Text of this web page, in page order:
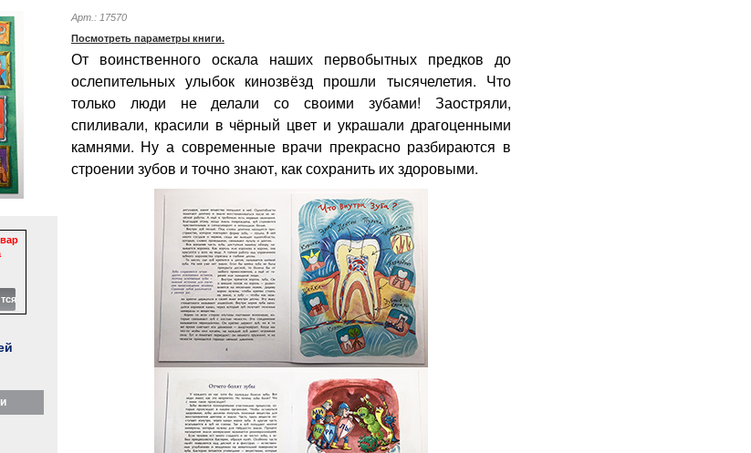
Арт.: 17570
Посмотреть параметры книги.
От воинственного оскала наших первобытных предков до
ослепительных улыбок кинозвёзд прошли тысячелетия. Что
только люди не делали со своими зубами! Заостряли,
спиливали, красили в чёрный цвет и украшали драгоценными
камнями. Ну а современные врачи прекрасно разбираются в
строении зубов и точно знают, как сохранить их здоровыми.